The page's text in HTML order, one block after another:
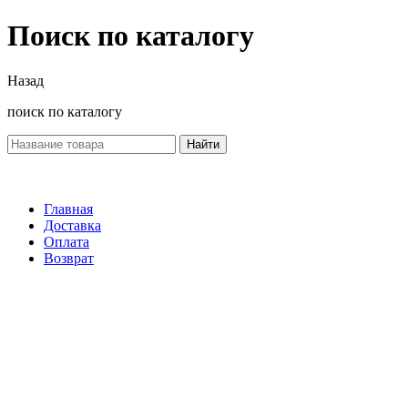
Поиск по каталогу
Назад
поиск по каталогу
Найти
Главная
Доставка
Оплата
Возврат